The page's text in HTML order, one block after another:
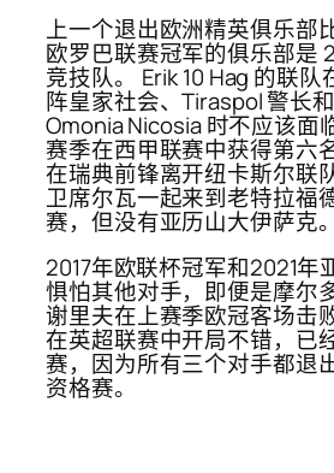
上一个退出欧洲精英俱乐部
欧罗巴联赛冠军的俱乐部是
竞技队。 Erik 10 Hag 的联队
阵皇家社会、Tiraspol 警长
Omonia Nicosia 时不应该面
赛季在西甲联赛中获得第六
在瑞典前锋离开纽卡斯尔联
卫席尔瓦一起来到老特拉福
赛，但没有亚历山大伊萨克。
2017年欧联杯冠军和2021年
惧怕其他对手，即便是摩尔
谢里夫在上赛季欧冠客场击
在英超联赛中开局不错，已
赛，因为所有三个对手都退
资格赛。